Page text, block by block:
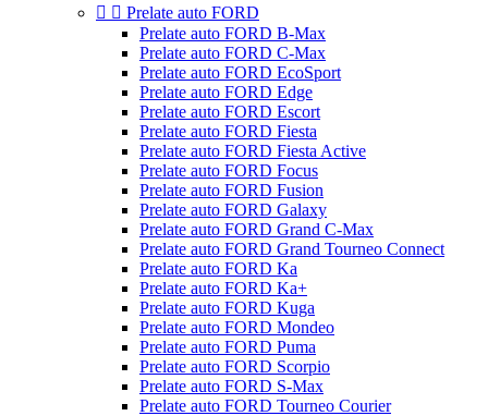
  Prelate auto FORD
Prelate auto FORD B-Max
Prelate auto FORD C-Max
Prelate auto FORD EcoSport
Prelate auto FORD Edge
Prelate auto FORD Escort
Prelate auto FORD Fiesta
Prelate auto FORD Fiesta Active
Prelate auto FORD Focus
Prelate auto FORD Fusion
Prelate auto FORD Galaxy
Prelate auto FORD Grand C-Max
Prelate auto FORD Grand Tourneo Connect
Prelate auto FORD Ka
Prelate auto FORD Ka+
Prelate auto FORD Kuga
Prelate auto FORD Mondeo
Prelate auto FORD Puma
Prelate auto FORD Scorpio
Prelate auto FORD S-Max
Prelate auto FORD Tourneo Courier